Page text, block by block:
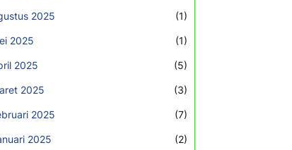
2025 (1)
2025 (1)
2025 (5)
2025 (3)
2025 (7)
2025 (2)